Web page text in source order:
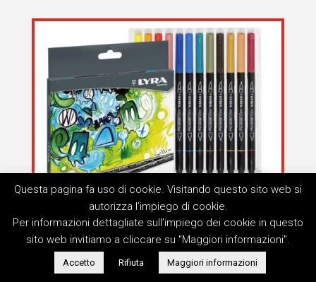
Questa pagina fa uso di cookie. Visitando questo sito web si
autorizza l’impiego di cookie.
Per informazioni dettagliate sull’impiego dei cookie in questo
sito web invitiamo a cliccare su "Maggiori informazioni".
Accetto Rifiuta Maggiori informazioni